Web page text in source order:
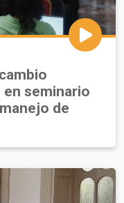
seminario
de